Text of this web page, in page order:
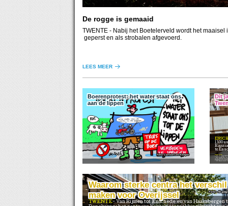
De rogge is gemaaid
TWENTE - Nabij het Boetelerveld wordt het maaisel
geperst en als strobalen afgevoerd.
LEES MEER
Boerenprotest: het water staat ons
aan de lippen
Cartoon Leo Kemper
Dit
13.00
te
Waarom sterke centra het verschil
maken voor Overijssel
TWENTE Van Rijssen tot Enschede en van Haaksbergen tot
AI